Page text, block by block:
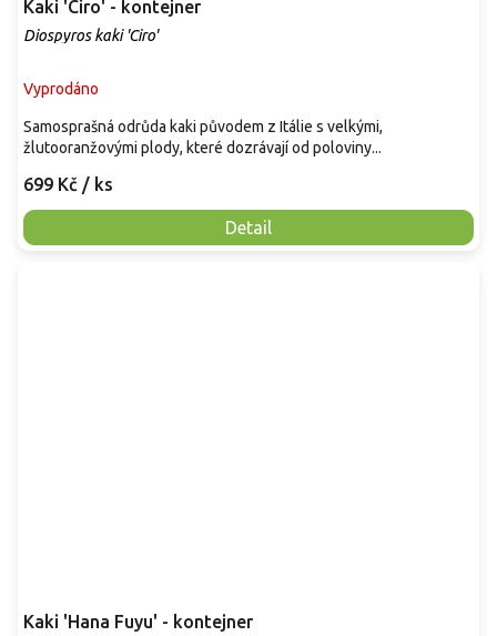
Kaki 'Ciro' - kontejner
Diospyros kaki 'Ciro'
Vyprodáno
699 Kč / ks
Detail
Samosprašná odrůda kaki původem z Itálie s velkými,
žlutooranžovými plody, které dozrávají od poloviny...
Kaki 'Hana Fuyu' - kontejner